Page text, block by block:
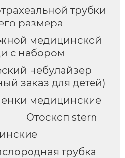
трубки
размера
медицинской
с набором
небулайзер
заказ для детей)
медицинские
Отоскоп stern
трубка